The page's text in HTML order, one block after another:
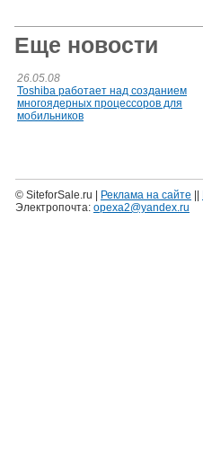
Еще новости
26.05.08
Toshiba работает над созданием
многоядерных процессоров для
мобильников
© SiteforSale.ru | Реклама на сайте
Электропочта: opexa2@yandex.ru